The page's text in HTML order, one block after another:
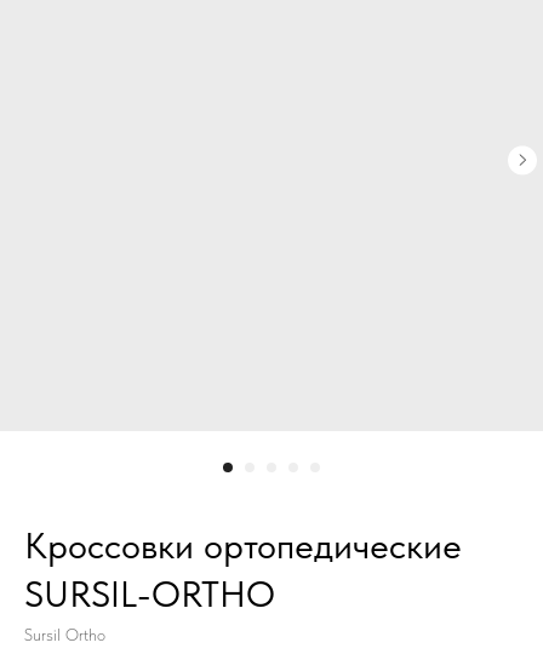
Кроссовки ортопедические
SURSIL-ORTHO
Sursil Ortho